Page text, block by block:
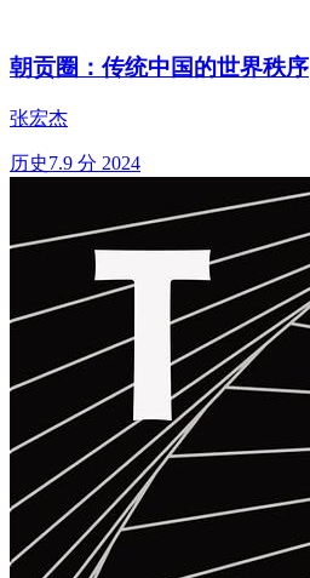
朝贡圈：传统中国的世界秩序
张宏杰
历史7.9 分 2024